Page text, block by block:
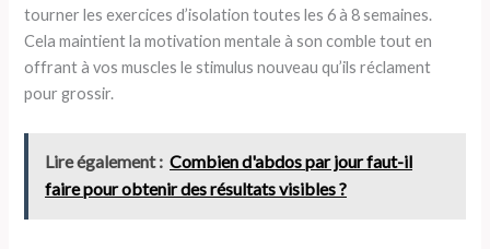
tourner les exercices d’isolation toutes les 6 à 8 semaines.
Cela maintient la motivation mentale à son comble tout en
offrant à vos muscles le stimulus nouveau qu’ils réclament
pour grossir.
Lire également : Combien d'abdos par jour faut-il
faire pour obtenir des résultats visibles ?